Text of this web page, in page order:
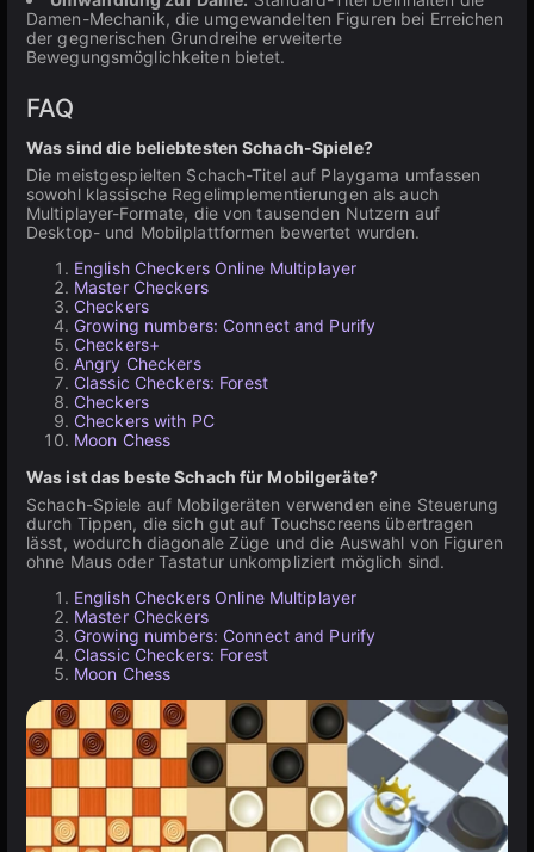
Damen-Mechanik, die umgewandelten Figuren bei Erreichen
der gegnerischen Grundreihe erweiterte
Bewegungsmöglichkeiten bietet.
FAQ
Was sind die beliebtesten Schach-Spiele?
Die meistgespielten Schach-Titel auf Playgama umfassen
sowohl klassische Regelimplementierungen als auch
Multiplayer-Formate, die von tausenden Nutzern auf
Desktop- und Mobilplattformen bewertet wurden.
English Checkers Online Multiplayer
Master Checkers
Checkers
Growing numbers: Connect and Purify
Checkers+
Angry Checkers
Classic Checkers: Forest
Checkers
Checkers with PC
Moon Chess
Was ist das beste Schach für Mobilgeräte?
Schach-Spiele auf Mobilgeräten verwenden eine Steuerung
durch Tippen, die sich gut auf Touchscreens übertragen
lässt, wodurch diagonale Züge und die Auswahl von Figuren
ohne Maus oder Tastatur unkompliziert möglich sind.
English Checkers Online Multiplayer
Master Checkers
Growing numbers: Connect and Purify
Classic Checkers: Forest
Moon Chess